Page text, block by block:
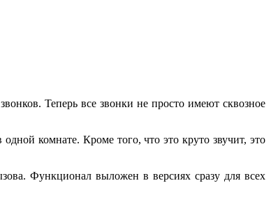
Теперь все звонки не просто имеют сквозное
комнате. Кроме того, что это круто звучит, это
Функционал выложен в версиях сразу для всех